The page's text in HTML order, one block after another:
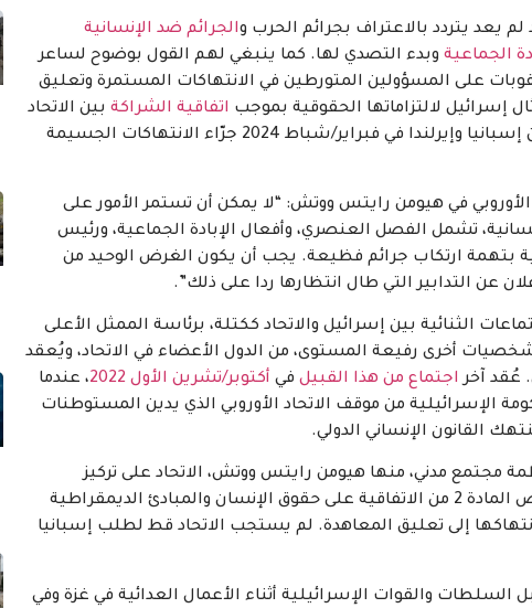
لم يعد يتردد بالاعتراف بجرائم الحرب والجرائم ضد الإنسانية
الجماعية وبدء التصدي لها. كما ينبغي لهم القول بوضوح لساعر
على المسؤولين المتورطين في الانتهاكات المستمرة وتعليق
إسرائيل لالتزاماتها الحقوقية بموجب اتفاقية الشراكة بين الاتحاد
التعليق المقدّم من إسبانيا وإيرلندا في فبراير/شباط 2024 جرّاء الانتهاكات الجسيمة
الأوروبي في هيومن رايتس ووتش: “لا يمكن أن تستمر الأمور على
تشمل الفصل العنصري، وأفعال الإبادة الجماعية، ورئيس
بتهمة ارتكاب جرائم فظيعة. يجب أن يكون الغرض الوحيد من
عن التدابير التي طال انتظارها ردا على ذلك”.
الثنائية بين إسرائيل والاتحاد ككتلة، برئاسة الممثل الأعلى
شخصيات أخرى رفيعة المستوى، من الدول الأعضاء في الاتحاد، ويُعقد
عُقد آخر اجتماع من هذا القبيل في أكتوبر/تشرين الأول 2022
، عندما
استياء الحكومة الإسرائيلية من موقف الاتحاد الأوروبي الذي يدين المستوطنات
القانون الإنساني الدولي.
الاتحاد ودوله الأعضاء، حثت 125 منظمة مجتمع مدني، منها هيومن رايتس ووتش، الاتحاد على تركيز
نقاشاته مع ساعر على التعليق المحتمل للاتفاقية. تنص المادة 2 من الاتفاقية على حقوق الإنسان والمبادئ الديمقراطية
إلى تعليق المعاهدة. لم يستجب الاتحاد قط لطلب إسبانيا
والقوات الإسرائيلية أثناء الأعمال العدائية في غزة وفي